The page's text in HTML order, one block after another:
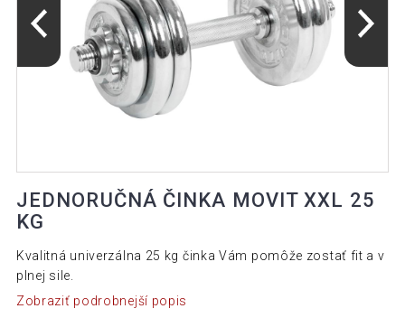
JEDNORUČNÁ ČINKA MOVIT XXL 25
KG
Kvalitná univerzálna 25 kg činka Vám pomôže zostať fit a v
plnej sile.
Zobraziť podrobnejší popis